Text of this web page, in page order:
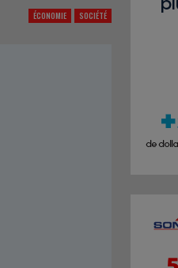
ÉCONOMIE SOCIÉTÉ